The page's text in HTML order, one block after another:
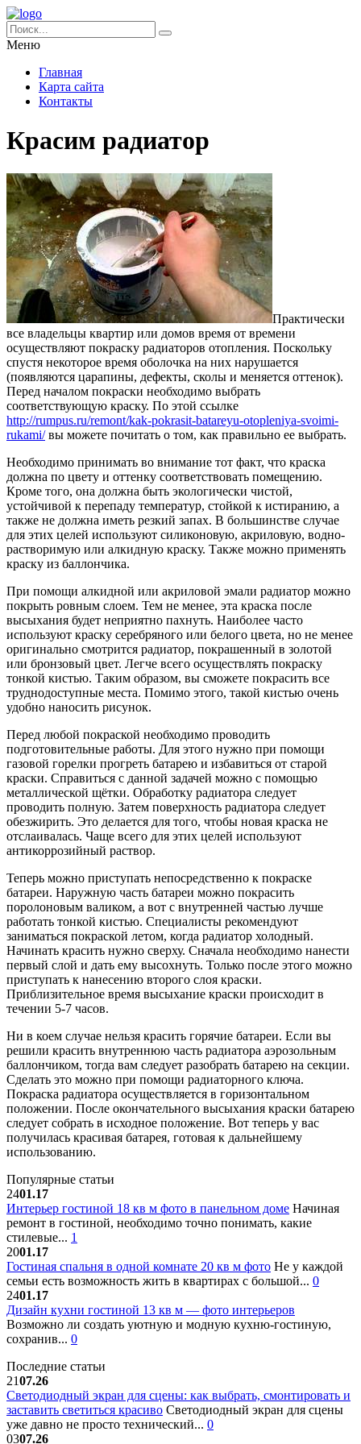
Меню
Главная
Карта сайта
Контакты
Красим радиатор
Практически
все владельцы квартир или домов время от времени
осуществляют покраску радиаторов отопления. Поскольку
спустя некоторое время оболочка на них нарушается
(появляются царапины, дефекты, сколы и меняется оттенок).
Перед началом покраски необходимо выбрать
соответствующую краску. По этой ссылке
http://rumpus.ru/remont/kak-pokrasit-batareyu-otopleniya-svoimi-
rukami/вы можете почитать о том, как правильно ее выбрать.
Необходимо принимать во внимание тот факт, что краска
должна по цвету и оттенку соответствовать помещению.
Кроме того, она должна быть экологически чистой,
устойчивой к перепаду температур, стойкой к истиранию, а
также не должна иметь резкий запах. В большинстве случае
для этих целей используют силиконовую, акриловую, водно-
растворимую или алкидную краску. Также можно применять
краску из баллончика.
При помощи алкидной или акриловой эмали радиатор можно
покрыть ровным слоем. Тем не менее, эта краска после
высыхания будет неприятно пахнуть. Наиболее часто
используют краску серебряного или белого цвета, но не менее
оригинально смотрится радиатор, покрашенный в золотой
или бронзовый цвет. Легче всего осуществлять покраску
тонкой кистью. Таким образом, вы сможете покрасить все
труднодоступные места. Помимо этого, такой кистью очень
удобно наносить рисунок.
Перед любой покраской необходимо проводить
подготовительные работы. Для этого нужно при помощи
газовой горелки прогреть батарею и избавиться от старой
краски. Справиться с данной задачей можно с помощью
металлической щётки. Обработку радиатора следует
проводить полную. Затем поверхность радиатора следует
обезжирить. Это делается для того, чтобы новая краска не
отслаивалась. Чаще всего для этих целей используют
антикоррозийный раствор.
Теперь можно приступать непосредственно к покраске
батареи. Наружную часть батареи можно покрасить
поролоновым валиком, а вот с внутренней частью лучше
работать тонкой кистью. Специалисты рекомендуют
заниматься покраской летом, когда радиатор холодный.
Начинать красить нужно сверху. Сначала необходимо нанести
первый слой и дать ему высохнуть. Только после этого можно
приступать к нанесению второго слоя краски.
Приблизительное время высыхание краски происходит в
течении 5-7 часов.
Ни в коем случае нельзя красить горячие батареи. Если вы
решили красить внутреннюю часть радиатора аэрозольным
баллончиком, тогда вам следует разобрать батарею на секции.
Сделать это можно при помощи радиаторного ключа.
Покраска радиатора осуществляется в горизонтальном
положении. После окончательного высыхания краски батарею
следует собрать в исходное положение. Вот теперь у вас
получилась красивая батарея, готовая к дальнейшему
использованию.
Популярные статьи
2401.17
Интерьер гостиной 18 кв м фото в панельном доме Начиная
ремонт в гостиной, необходимо точно понимать, какие
стилевые... 1
2001.17
Гостиная спальня в одной комнате 20 кв м фото Не у каждой
семьи есть возможность жить в квартирах с большой... 0
2401.17
Дизайн кухни гостиной 13 кв м — фото интерьеров
Возможно ли создать уютную и модную кухню-гостиную,
сохранив... 0
Последние статьи
2107.26
Светодиодный экран для сцены: как выбрать, смонтировать и
заставить светиться красиво Светодиодный экран для сцены
уже давно не просто технический... 0
0307.26